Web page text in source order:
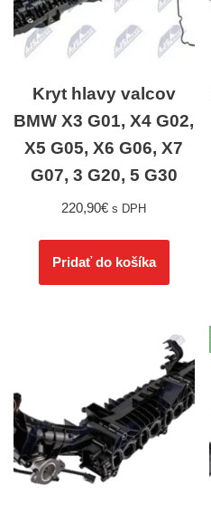
Kryt hlavy valcov
BMW X3 G01, X4 G02,
X5 G05, X6 G06, X7
G07, 3 G20, 5 G30
220,90€ s DPH
Pridať do košíka